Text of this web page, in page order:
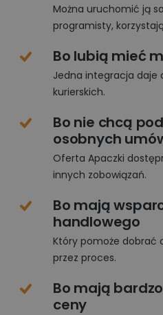
Można uruchomić ją
programisty,
Bo lubią mieć
Jedna integracja daje
kurierskich.
Bo nie chcą
osobnych
Oferta Apaczki
innych zobowiązań.
Bo mają
handlowego
Który pomoże dobrać
przez proces.
Bo mają
ceny